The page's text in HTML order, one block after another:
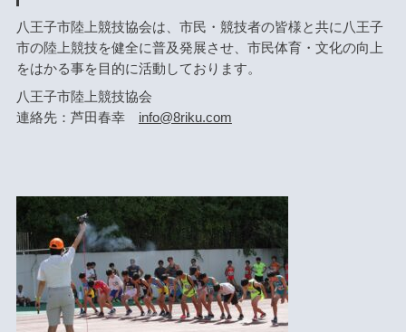
八王子市陸上競技協会は、市民・競技者の皆様と共に八王子
市の陸上競技を健全に普及発展させ、市民体育・文化の向上
をはかる事を目的に活動しております。
八王子市陸上競技協会
連絡先：芦田春幸 info@8riku.com